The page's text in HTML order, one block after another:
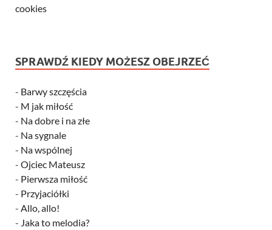
cookies
SPRAWDŹ KIEDY MOŻESZ OBEJRZEĆ
- Barwy szczęścia
- M jak miłość
- Na dobre i na złe
- Na sygnale
- Na wspólnej
- Ojciec Mateusz
- Pierwsza miłość
- Przyjaciółki
- Allo, allo!
- Jaka to melodia?